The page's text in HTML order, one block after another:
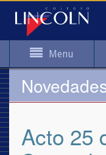
Menu
Acto 25